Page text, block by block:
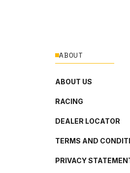
ABOUT
ABOUT US
RACING
DEALER LOCATOR
TERMS AND
PRIVACY